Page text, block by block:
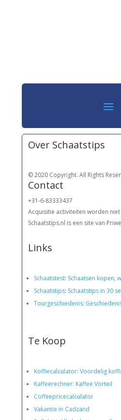
Over Schaatstips
© 2020 Copyright. All Rights
Contact
+31-6-83333437
Acquisitie activiteiten worden
Schaatstips.nl is een site van
Links
Schaatstest: Schaatsen kopen,
Schaatstips: Schaatstips in 30
Tourgeschiedenis:
Te Koop
Koffiecalculator: Voordelig
Kaffeerechner: Kaffee Vorteil
Coffeepricecalculator
Vakantie in Cadzand